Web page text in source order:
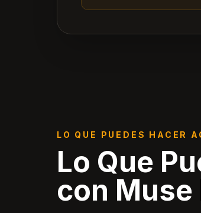
LO QUE PUEDES HACER
Lo Que
con Muse